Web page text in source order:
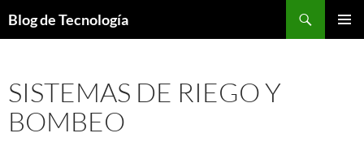
Blog de Tecnología
SISTEMAS DE RIEGO Y
BOMBEO